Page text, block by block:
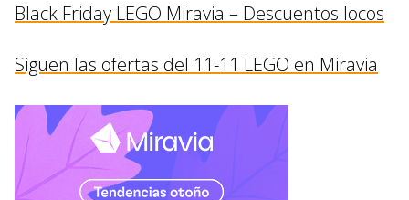
Black Friday LEGO Miravia – Descuentos locos
Siguen las ofertas del 11-11 LEGO en Miravia